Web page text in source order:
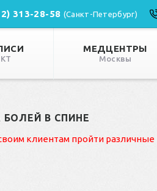
313-28-58 (Санкт-Петербург)
МЕДЦЕНТРЫ
Москвы
В СПИНЕ
клиентам пройти